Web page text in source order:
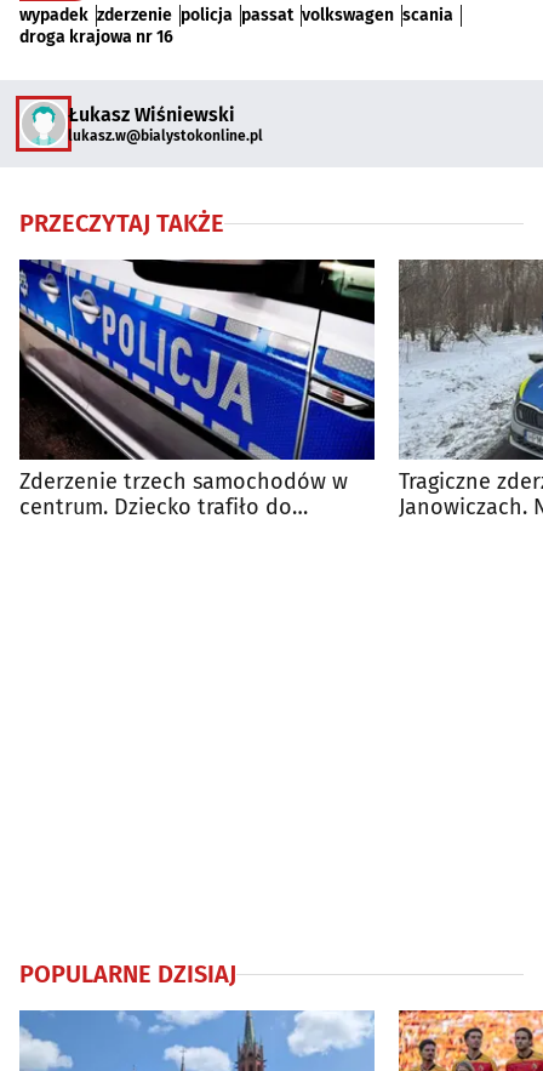
wypadek zderzenie policja passat volkswagen scania
droga krajowa nr 16
Łukasz Wiśniewski
lukasz.w@bialystokonline.pl
PRZECZYTAJ TAKŻE
Zderzenie trzech samochodów w
centrum. Dziecko trafiło do
Tragiczne
Janowiczach.
POPULARNE DZISIAJ